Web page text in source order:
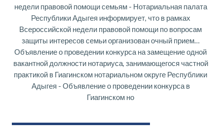
недели правовой помощи семьям - Нотариальная палата
Республики Адыгея информирует, что в рамках
Всероссийской недели правовой помощи по вопросам
защиты интересов семьи организован очный прием…
Объявление о проведении конкурса на замещение одной
вакантной должности нотариуса, занимающегося частной
практикой в Гиагинском нотариальном округе Республики
Адыгея - Объявление о проведении конкурса в
Гиагинском но